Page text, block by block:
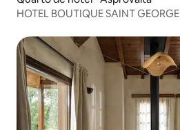
HOTEL BOUTIQUE SAINT GEORGE